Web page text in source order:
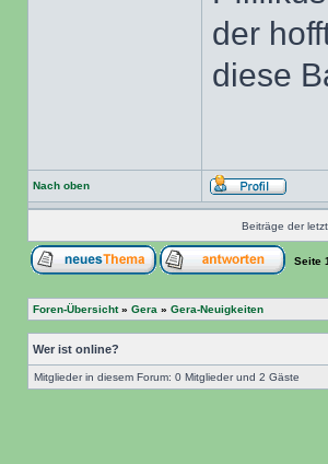
der
diese
Nach oben
Beiträge der
Seite 1
Foren-Übersicht» Gera » Gera-Neuigkeiten
Wer ist online?
Mitglieder in diesem Forum: 0 Mitglieder und 2 Gäste